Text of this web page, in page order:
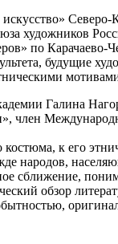
Северо-
художников
по Карачаево-
будущие
Галина
член
к его
народов,
сближение,
обзор